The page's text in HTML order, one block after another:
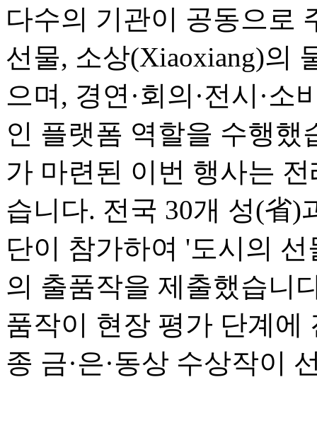
다수의 기관이 공동으로
선물, 소상(Xiaoxiang)의
으며, 경연·회의·전시·
인 플랫폼 역할을 수행
가 마련된 이번 행사는
습니다. 전국 30개 성(省)
단이 참가하여 '도시의
의 출품작을 제출했습니
품작이 현장 평가 단계에
종 금·은·동상 수상작이